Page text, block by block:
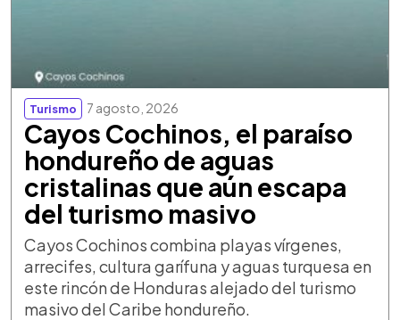
Turismo 7 agosto, 2026
Cayos Cochinos, el paraíso
hondureño de aguas
cristalinas que aún escapa
del turismo masivo
Cayos Cochinos combina playas vírgenes,
arrecifes, cultura garífuna y aguas turquesa en
este rincón de Honduras alejado del turismo
masivo del Caribe hondureño.